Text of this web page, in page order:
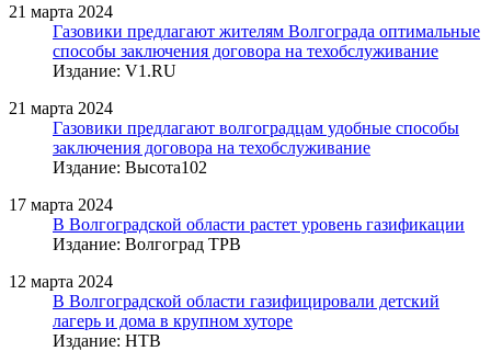
21 марта 2024
Газовики предлагают жителям Волгограда оптимальные
способы заключения договора на техобслуживание
Издание: V1.RU
21 марта 2024
Газовики предлагают волгоградцам удобные способы
заключения договора на техобслуживание
Издание: Высота102
17 марта 2024
В Волгоградской области растет уровень газификации
Издание: Волгоград ТРВ
12 марта 2024
В Волгоградской области газифицировали детский
лагерь и дома в крупном хуторе
Издание: НТВ